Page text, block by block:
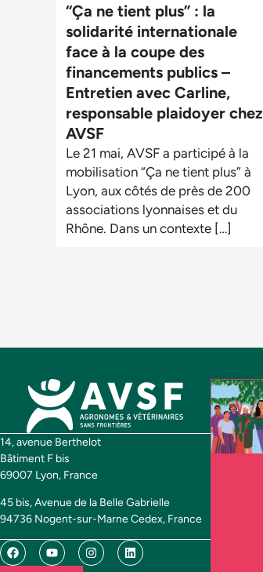
“Ça ne tient plus” : la
solidarité internationale
face à la coupe des
financements publics –
Entretien avec Carline,
responsable plaidoyer chez
AVSF
Le 21 mai, AVSF a participé à la
mobilisation “Ça ne tient plus” à
Lyon, aux côtés de près de 200
associations lyonnaises et du
Rhône. Dans un contexte […]
14, avenue Berthelot
Bâtiment F bis
69007 Lyon, France
45 bis, Avenue de la Belle Gabrielle
94736 Nogent-sur-Marne Cedex, France